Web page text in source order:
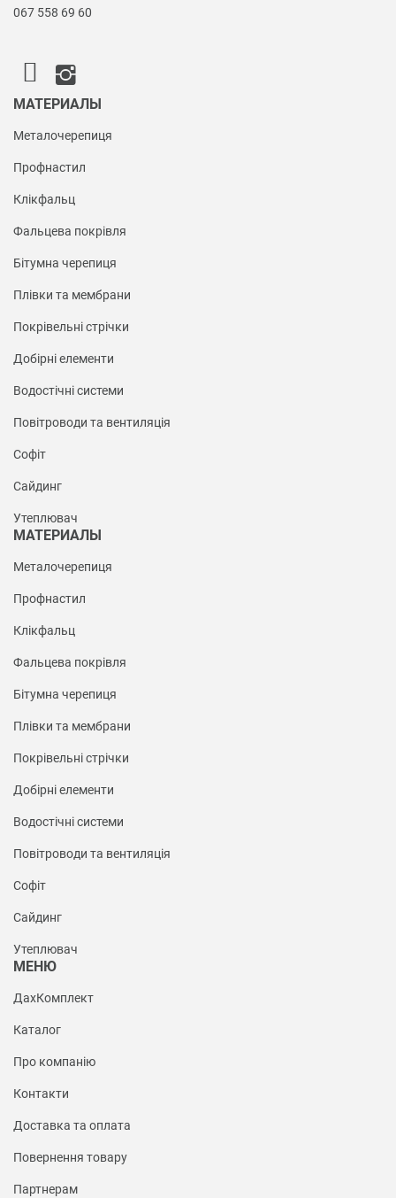
067 558 69 60
МАТЕРИАЛЫ
Металочерепиця
Профнастил
Клікфальц
Фальцева покрівля
Бітумна черепиця
Плівки та мембрани
Покрівельні стрічки
Добірні елементи
Водостічні системи
Повітроводи та вентиляція
Софіт
Сайдинг
Утеплювач
МАТЕРИАЛЫ
Металочерепиця
Профнастил
Клікфальц
Фальцева покрівля
Бітумна черепиця
Плівки та мембрани
Покрівельні стрічки
Добірні елементи
Водостічні системи
Повітроводи та вентиляція
Софіт
Сайдинг
Утеплювач
МЕНЮ
ДахКомплект
Каталог
Про компанію
Контакти
Доставка та оплата
Повернення товару
Партнерам